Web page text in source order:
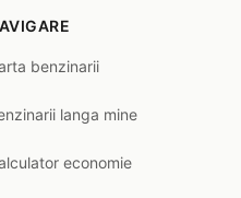
benzinarii
langa mine
economie